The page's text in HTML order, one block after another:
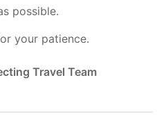
possible.
your patience.
Travel Team